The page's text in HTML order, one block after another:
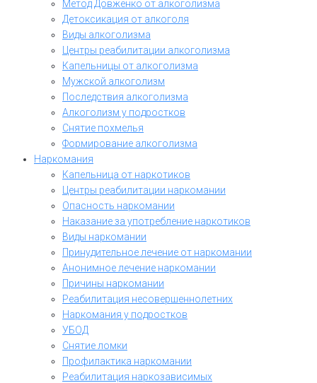
Метод Довженко от алкоголизма
Детоксикация от алкоголя
Виды алкоголизма
Центры реабилитации алкоголизма
Капельницы от алкоголизма
Мужской алкоголизм
Последствия алкоголизма
Алкоголизм у подростков
Снятие похмелья
Формирование алкоголизма
Наркомания
Капельница от наркотиков
Центры реабилитации наркомании
Опасность наркомании
Наказание за употребление наркотиков
Виды наркомании
Принудительное лечение от наркомании
Анонимное лечение наркомании
Причины наркомании
Реабилитация несовершеннолетних
Наркомания у подростков
УБОД
Снятие ломки
Профилактика наркомании
Реабилитация наркозависимых